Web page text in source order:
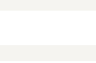
co...